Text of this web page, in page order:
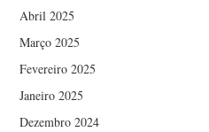
Abril 2025
Março 2025
Fevereiro 2025
Janeiro 2025
Dezembro 2024